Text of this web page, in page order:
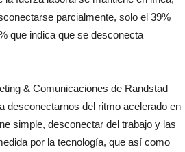
parcialmente, solo el 39%
que indica que se desconecta
& Comunicaciones de Randstad
desconectarnos del ritmo acelerado en
simple, desconectar del trabajo y las
por la tecnología, que así como